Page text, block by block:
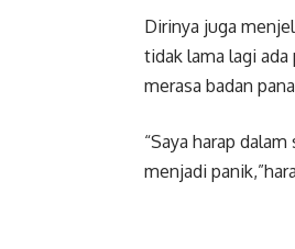
Dirinya juga
tidak lama lagi
merasa badan
“Saya harap
menjadi